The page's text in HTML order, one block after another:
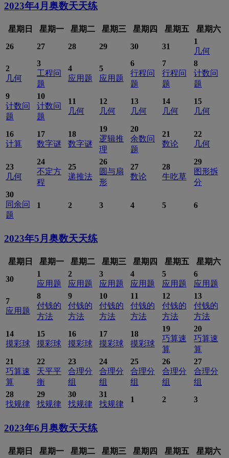
2023年4月 奥数天天练
星期日 星期一 星期二 星期三 星期四 星期五
星期六
26
27 28 29 30 31
1
几何
2
几何
3
工程问
题
4
应用题
5
应用题
6
行程问
题
7
行程问
题
8
计数问
题
9
计数问
题
10
计数问
题
11
几何
12
几何
13
几何
14
几何
15
几何
16
计算
17
数字谜
18
数字谜
19
逻辑推
理
20
余数问
题
21
数论
22
几何
23
几何
24
不定方
程
25
递推法
26
圆与扇
形
27
数论
28
牛吃草
29
图形拆
分
30
同余问
题
1 2 3 4 5 6
2023年5月 奥数天天练
星期日 星期一 星期二 星期三 星期四 星期五
星期六
30
1
应用题
2
应用题
3
应用题
4
应用题
5
应用题
6
应用题
7
应用题
8
付钱的
方法
9
付钱的
方法
10
付钱的
方法
11
付钱的
方法
12
付钱的
方法
13
付钱的
方法
14
摸彩球
15
摸彩球
16
摸彩球
17
摸彩球
18
摸彩球
19
巧算速
算
20
巧算速
算
21
巧算速
算
22
天平平
衡
23
合理分
组
24
合理分
组
25
合理分
组
26
合理分
组
27
合理分
组
28
找规律
29
找规律
30
找规律
31
找规律
1 2 3
2023年6月 奥数天天练
星期日 星期一 星期二 星期三 星期四 星期五 星期六